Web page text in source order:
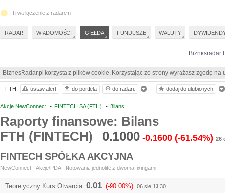
Biznesradar
BiznesRadar.pl korzysta z plików cookie. Korzystając ze strony wyrażasz zgodę
Akcje NewConnect • FINTECH SA (FTH) • Bilans
Raporty finansowe: Bilans
FTH (FINTECH)
0.1000 -0.1600 (-61.54%) 26
FINTECH SPÓŁKA AKCYJNA
NewConnect - Akcje/PDA - Notowania jednolite z dwoma fixingami
Teoretyczny Kurs Otwarcia: 0.01 (-90.00%) 06 sie 13:30
FTH: ustaw alert do portfela do radaru dodaj do ulubionych
9
Trwa łączenie z radarem
RADAR WIADOMOŚCI GIEŁDA FUNDUSZE WALUTY